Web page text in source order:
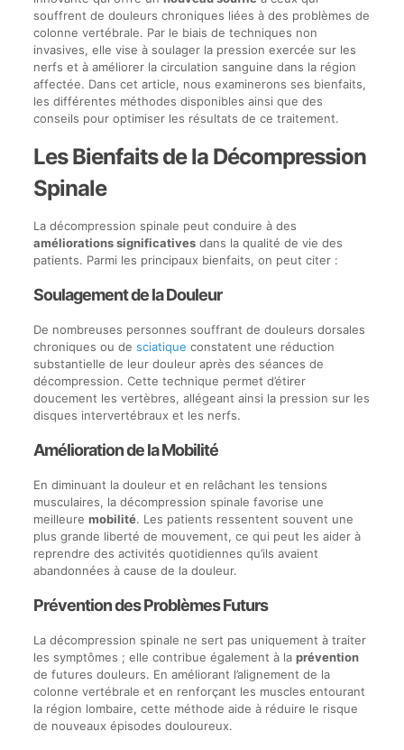
souffrent de douleurs chroniques liées à des problèmes de
colonne vertébrale. Par le biais de techniques non
invasives, elle vise à soulager la pression exercée sur les
nerfs et à améliorer la circulation sanguine dans la région
affectée. Dans cet article, nous examinerons ses bienfaits,
les différentes méthodes disponibles ainsi que des
conseils pour optimiser les résultats de ce traitement.
Les Bienfaits de la Décompression
Spinale
La décompression spinale peut conduire à des
améliorations significativesdans la qualité de vie des
patients. Parmi les principaux bienfaits, on peut citer :
Soulagement de la Douleur
De nombreuses personnes souffrant de douleurs dorsales
chroniques ou de sciatique constatent une réduction
substantielle de leur douleur après des séances de
décompression. Cette technique permet d’étirer
doucement les vertèbres, allégeant ainsi la pression sur les
disques intervertébraux et les nerfs.
Amélioration de la Mobilité
En diminuant la douleur et en relâchant les tensions
musculaires, la décompression spinale favorise une
meilleure mobilité. Les patients ressentent souvent une
plus grande liberté de mouvement, ce qui peut les aider à
reprendre des activités quotidiennes qu’ils avaient
abandonnées à cause de la douleur.
Prévention des Problèmes Futurs
La décompression spinale ne sert pas uniquement à traiter
les symptômes ; elle contribue également à la prévention
de futures douleurs. En améliorant l’alignement de la
colonne vertébrale et en renforçant les muscles entourant
la région lombaire, cette méthode aide à réduire le risque
de nouveaux épisodes douloureux.